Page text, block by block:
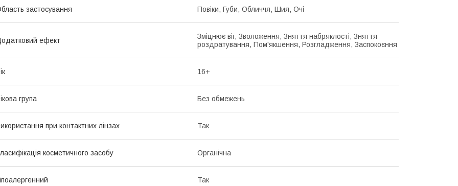
застосування Повіки, Губи, Обличчя, Шия, Очі
ефект
Зміцнює вії, Зволоження, Зняття набряклості, Зняття
роздратування, Пом'якшення, Розгладження, Заспокоєння
16+
група Без обмежень
при контактних лінзах Так
косметичного засобу Органічна
Так